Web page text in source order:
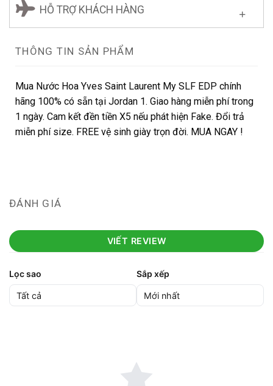
HỖ TRỢ KHÁCH HÀNG
THÔNG TIN SẢN PHẨM
Mua Nước Hoa Yves Saint Laurent My SLF EDP chính
hãng 100% có sẵn tại Jordan 1. Giao hàng miễn phí trong
1 ngày. Cam kết đền tiền X5 nếu phát hiện Fake. Đổi trả
miễn phí size. FREE vệ sinh giày trọn đời. MUA NGAY !
ĐÁNH GIÁ
VIẾT REVIEW
Lọc sao Sắp xếp